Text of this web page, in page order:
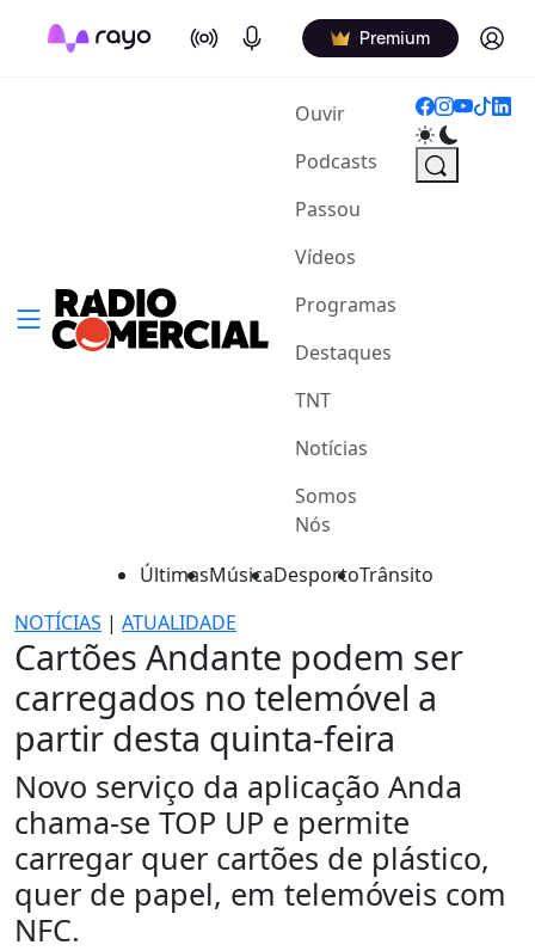
On Air Podcasts Premium Log in
Ouvir(current)
Podcasts
Passou
Vídeos
Programas
Destaques
TNT
Notícias
Somos
Nós
ÚltimasMúsicaDesportoTrânsito
NOTÍCIAS | ATUALIDADE
Cartões Andante podem ser
carregados no telemóvel a
partir desta quinta-feira
Novo serviço da aplicação Anda
chama-se TOP UP e permite
carregar quer cartões de plástico,
quer de papel, em telemóveis com
NFC.